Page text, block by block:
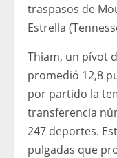
traspasos de
Estrella
Thiam, un pívot
promedió 12,8
por partido la
transferencia
247 deportes.
pulgadas que